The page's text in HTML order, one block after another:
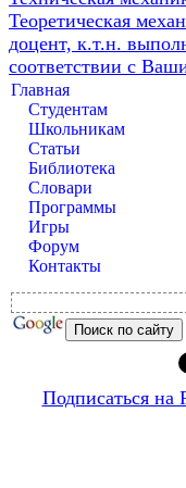
Теоретическая
доцент, к.т.н.
соответствии с
Главная
Студентам
Школьникам
Статьи
Библиотека
Словари
Программы
Игры
Форум
Контакты
Подписаться на